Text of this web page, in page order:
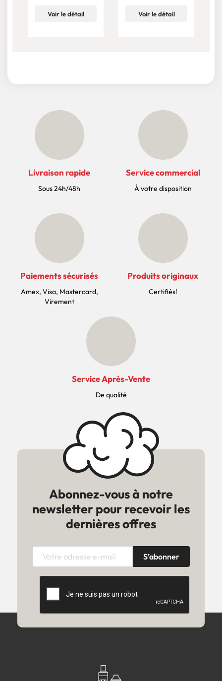
(10PCS)
Voir le détail Voir le détail
Livraison rapide
Sous 24h/48h
Service commercial
À votre disposition
Paiements sécurisés
Amex, Visa, Mastercard,
Virement
Produits originaux
Certifiés!
Service Après-Vente
De qualité
Abonnez-vous à notre
newsletter pour recevoir les
dernières offres